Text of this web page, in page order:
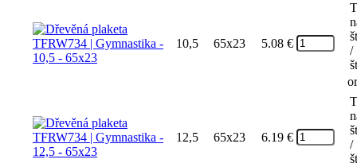
10,5 65x23 5.08 €
/
or
12,5 65x23 6.19 €
/